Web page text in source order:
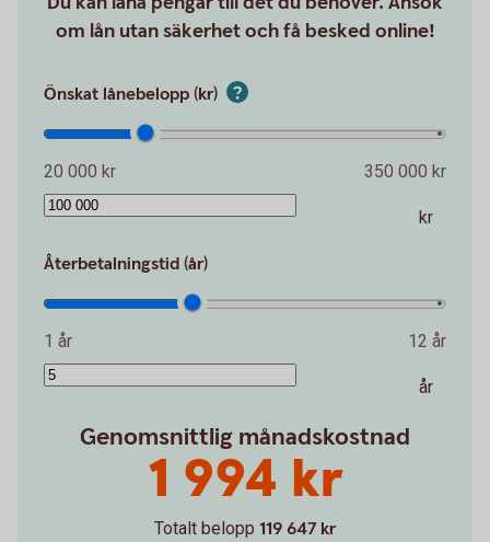
om lån utan säkerhet och få besked online!
Önskat lånebelopp (kr)
20 000 kr 350 000 kr
kr
Återbetalningstid (år)
1 år 12 år
år
Genomsnittlig månadskostnad
1 994 kr
Totalt belopp 119 647 kr